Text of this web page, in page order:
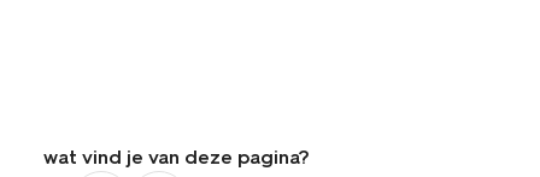
wat vind je van deze pagina?